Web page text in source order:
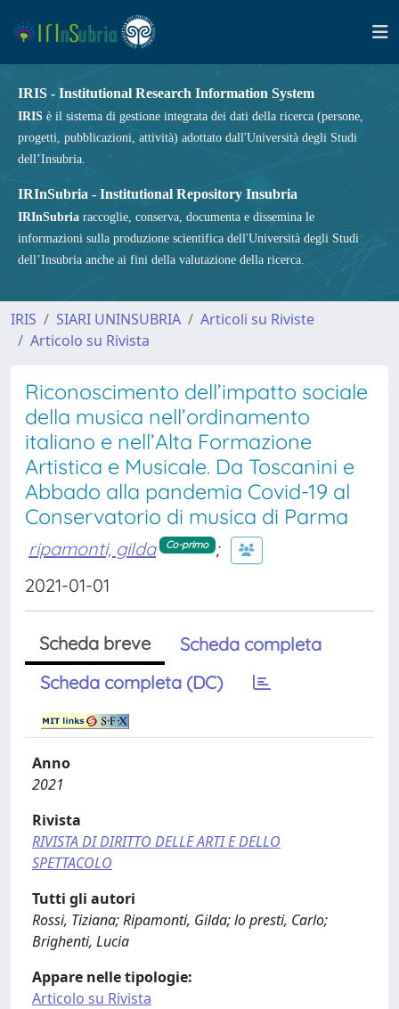
IRIS - Institutional Research Information System
IRIS è il sistema di gestione integrata dei dati della ricerca (persone,
progetti, pubblicazioni, attività) adottato dall'Università degli Studi
dell’Insubria.
IRInSubria - Institutional Repository Insubria
IRInSubria raccoglie, conserva, documenta e dissemina le
informazioni sulla produzione scientifica dell'Università degli Studi
dell’Insubria anche ai fini della valutazione della ricerca.
IRIS SIARI UNINSUBRIA
Articoli su Riviste
Articolo su Rivista
Riconoscimento dell’impatto sociale
della musica nell’ordinamento
italiano e nell’Alta Formazione
Artistica e Musicale. Da Toscanini e
Abbado alla pandemia Covid-19 al
Conservatorio di musica di Parma
ripamonti, gilda Co-primo ;
2021-01-01
Scheda breve
Scheda completa
Scheda completa (DC)
Anno
2021
Rivista
RIVISTA DI DIRITTO DELLE ARTI E DELLO
SPETTACOLO
Tutti gli autori
Rossi, Tiziana; Ripamonti, Gilda; lo presti, Carlo;
Brighenti, Lucia
Appare nelle tipologie:
Articolo su Rivista